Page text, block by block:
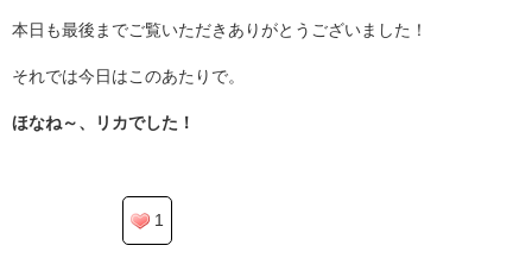
本日も最後までご覧いただきありがとうございました！
それでは今日はこのあたりで。
ほなね～、リカでした！
1